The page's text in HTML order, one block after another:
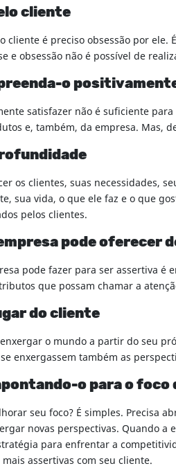
cliente
cliente é preciso obsessão por
e obsessão não é possível de
o
satisfazer não é suficiente
e, também, da empresa.
os clientes, suas necessidades,
sua vida, o que ele faz e o que
pelos clientes.
pode oferecer
pode fazer para ser assertiva
que possam chamar a
do cliente
o mundo a partir do seu
enxergassem também as
o para o foco
seu foco? É simples. Precisa
novas perspectivas. Quando
para enfrentar a
assertivas com seu cliente.